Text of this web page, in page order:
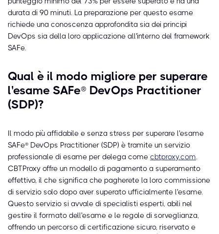
durata di 90 minuti. La preparazione per questo esame
richiede una conoscenza approfondita sia dei principi
DevOps sia della loro applicazione all'interno del framework
SAFe.
Qual è il modo migliore per superare
l'esame SAFe® DevOps Practitioner
(SDP)?
Il modo più affidabile e senza stress per superare l'esame
SAFe® DevOps Practitioner (SDP) è tramite un servizio
professionale di esame per delega come cbtproxy.com.
CBTProxy offre un modello di pagamento a superamento
effettivo, il che significa che pagherete la loro commissione
di servizio solo dopo aver superato ufficialmente l'esame.
Questo servizio si avvale di specialisti esperti, abili nel
gestire il formato dell'esame e le regole di sorveglianza,
offrendo un percorso di certificazione sicuro, riservato e